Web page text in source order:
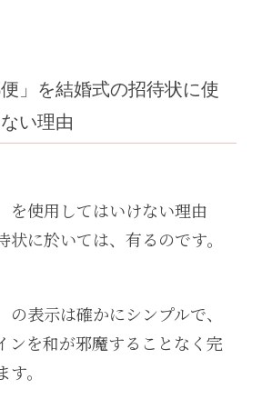
便」を結婚式の招待状に使
い理由
を使用してはいけない理由
状に於いては、有るのです。
の表示は確かにシンプルで、
ンを和が邪魔することなく完
。